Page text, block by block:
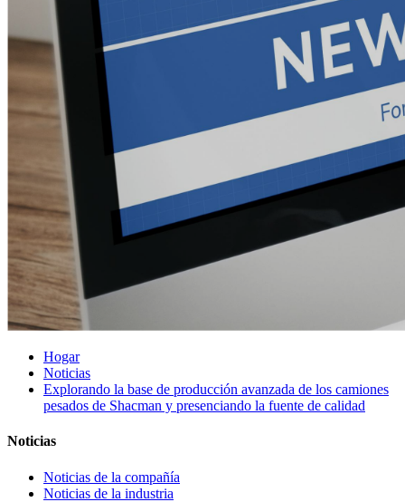
Hogar
Noticias
Explorando la base de producción avanzada de los camiones
pesados ​​de Shacman y presenciando la fuente de calidad
Noticias
Noticias de la compañía
Noticias de la industria